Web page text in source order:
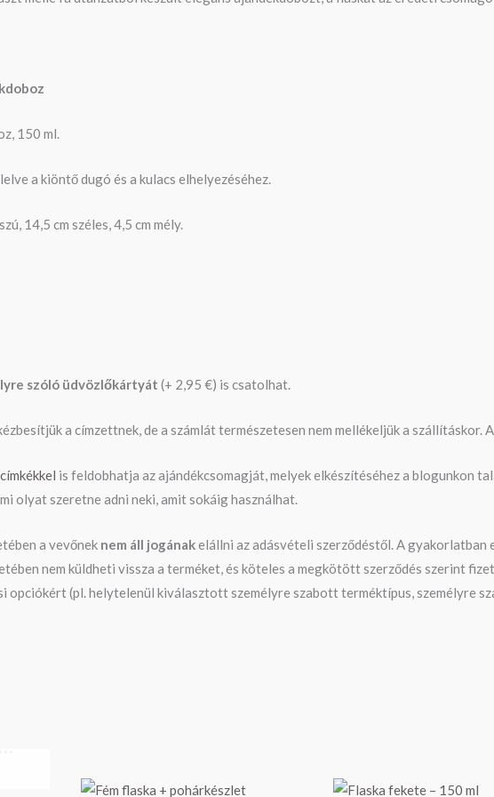
150 ml.
a kiöntő dugó és a kulacs elhelyezéséhez.
14,5 cm széles, 4,5 cm mély.
szóló üdvözlőkártyát (+ 2,95 €) is csatolhat.
a címzettnek, de a számlát természetesen nem mellékeljük a szállításkor.
is feldobhatja az ajándékcsomagját, melyek elkészítéséhez a blogunkon
olyat szeretne adni neki, amit sokáig használhat.
a vevőnek nem áll jogánakelállni az adásvételi szerződéstől. A
nem küldheti vissza a terméket, és köteles a megkötött szerződés szerint
opciókért (pl. helytelenül kiválasztott személyre szabott terméktípus, személyre
Ártartomány: